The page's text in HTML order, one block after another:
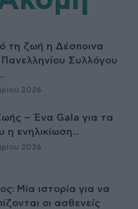
τη ζωή η Δέσποινα
Πανελληνίου Συλλόγου
2026
– Ένα Gala για τα
η ενηλικίωση...
2026
Μία ιστορία για να
οι ασθενείς